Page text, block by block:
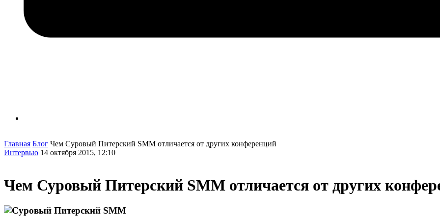
Главная Блог Чем Суровый Питерский SMM отличается от других конференций
Интервью 14 октября 2015, 12:10
Чем Суровый Питерский SMM отличается от других